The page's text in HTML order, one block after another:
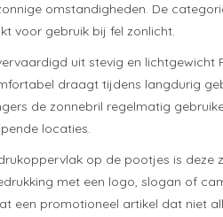
omstandigheden. De
voor gebruik bij fel zonlicht.
uit stevig en lichtgewicht
draagt tijdens langdurig
de zonnebril regelmatig
locaties.
op de pootjes is deze
met een logo, slogan of
een promotioneel artikel dat niet